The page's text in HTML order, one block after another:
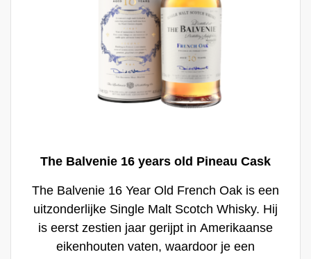
The Balvenie 16 years old Pineau Cask
The Balvenie 16 Year Old French Oak is een
uitzonderlijke Single Malt Scotch Whisky. Hij
is eerst zestien jaar gerijpt in Amerikaanse
eikenhouten vaten, waardoor je een